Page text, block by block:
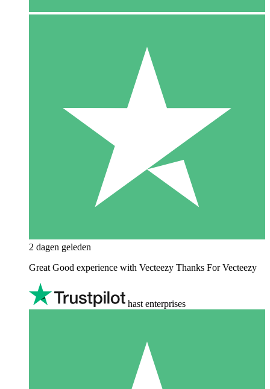
2 dagen geleden
Great Good experience with Vecteezy Thanks For Vecteezy
hast enterprises